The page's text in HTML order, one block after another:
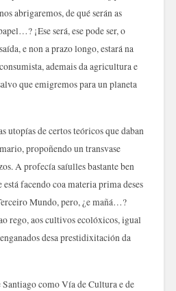
abrigaremos, de qué serán as
¡Ese será, ese pode ser, o
e non a prazo longo, estará na
ademais da agricultura e
que emigremos para un planeta
utopías de certos teóricos que daban
propoñendo un transvase
A profecía saíulles bastante ben
está facendo coa materia prima deses
Mundo, pero, ¿e mañá…?
rego, aos cultivos ecolóxicos, igual
desa prestidixitación da
como Vía de Cultura e de